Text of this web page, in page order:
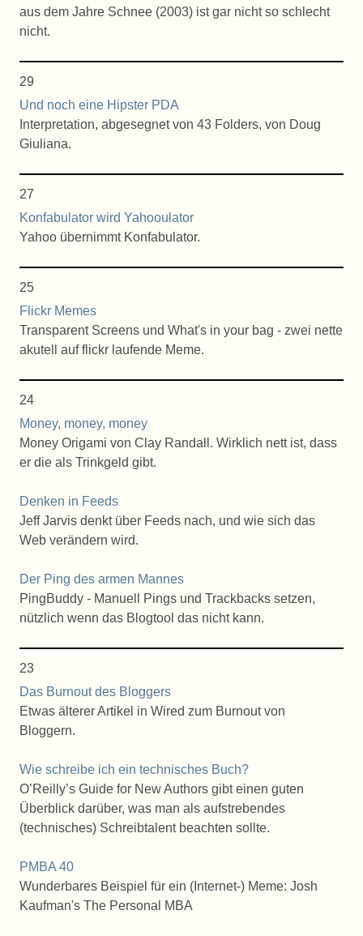
aus dem Jahre Schnee (2003) ist gar nicht so schlecht
nicht.
29
Und noch eine Hipster PDA
Interpretation, abgesegnet von 43 Folders, von Doug
Giuliana.
27
Konfabulator wird Yahooulator
Yahoo übernimmt Konfabulator.
25
Flickr Memes
Transparent Screens und What's in your bag - zwei nette
akutell auf flickr laufende Meme.
24
Money, money, money
Money Origami von Clay Randall. Wirklich nett ist, dass
er die als Trinkgeld gibt.
Denken in Feeds
Jeff Jarvis denkt über Feeds nach, und wie sich das
Web verändern wird.
Der Ping des armen Mannes
PingBuddy - Manuell Pings und Trackbacks setzen,
nützlich wenn das Blogtool das nicht kann.
23
Das Burnout des Bloggers
Etwas älterer Artikel in Wired zum Burnout von
Bloggern.
Wie schreibe ich ein technisches Buch?
O’Reilly’s Guide for New Authors gibt einen guten
Überblick darüber, was man als aufstrebendes
(technisches) Schreibtalent beachten sollte.
PMBA 40
Wunderbares Beispiel für ein (Internet-) Meme: Josh
Kaufman's The Personal MBA